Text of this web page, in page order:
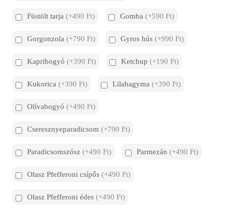
Füstölt tarja (+490 Ft) Gomba (+590 Ft)
Gorgonzola (+790 Ft) Gyros hús (+990 Ft)
Kapribogyó (+390 Ft) Ketchup (+190 Ft)
Kukorica (+390 Ft) Lilahagyma (+390 Ft)
Olívabogyó (+490 Ft)
Cseresznyeparadicsom (+790 Ft)
Paradicsomszósz (+490 Ft) Parmezán (+490 Ft)
Olasz Pfefferoni csípős (+490 Ft)
Olasz Pfefferoni édes (+490 Ft)